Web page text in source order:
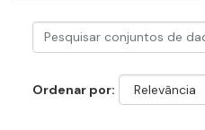
Ordenar por